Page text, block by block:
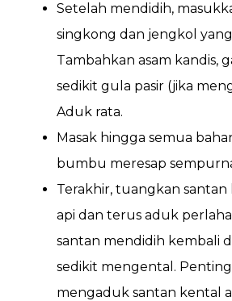
Setelah mendidih,
singkong dan jengkol
Tambahkan asam kandis,
sedikit gula pasir (jika
Aduk rata.
Masak hingga semua
bumbu meresap
Terakhir, tuangkan santan
api dan terus aduk
santan mendidih kembali
sedikit mengental.
mengaduk santan kental